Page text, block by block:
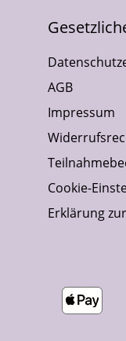
AGB
Impressum
Cookie-
Erklärung